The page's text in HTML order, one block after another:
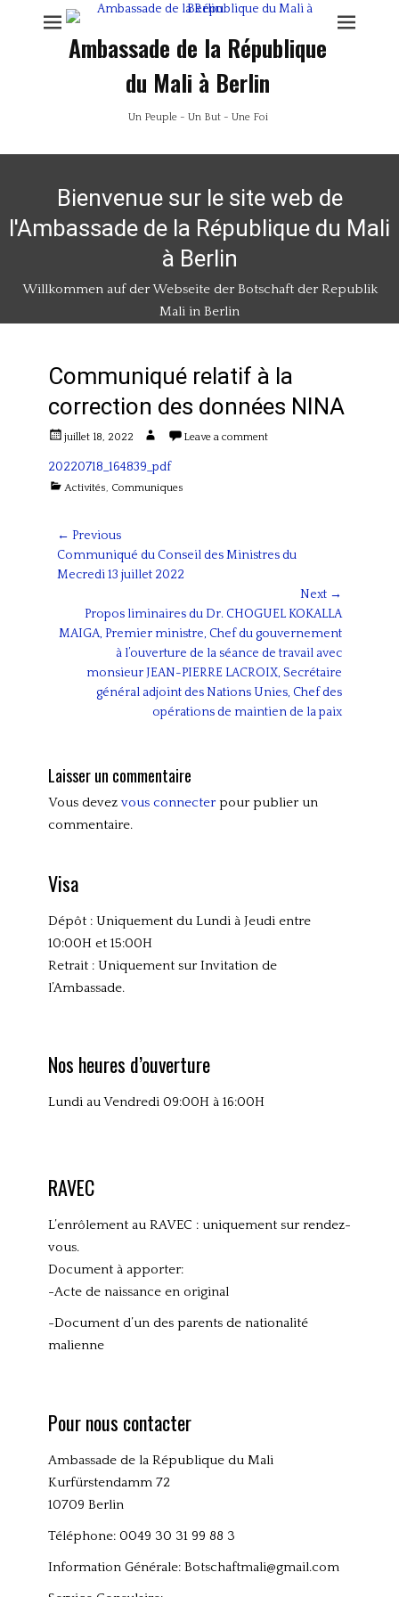
Ambassade de la République
du Mali à Berlin
Un Peuple - Un But - Une Foi
Bienvenue sur le site web de
l'Ambassade de la République du Mali
à Berlin
Willkommen auf der Webseite der Botschaft der Republik
Mali in Berlin
Communiqué relatif à la
correction des données NINA
Postedjuillet 18, 2022 Author Leave a comment
20220718_164839_pdf
Categories
Activités, Communiques
Navigation
de
l’article
← Previous
Previous
post:
Communiqué du Conseil des Ministres du
Mecredi 13 juillet 2022
Next →
post:
Propos liminaires du Dr. CHOGUEL KOKALLA
MAIGA, Premier ministre, Chef du gouvernement
à l’ouverture de la séance de travail avec
monsieur JEAN-PIERRE LACROIX, Secrétaire
général adjoint des Nations Unies, Chef des
opérations de maintien de la paix
Laisser un commentaire
Vous devez vous connecterpour publier un
commentaire.
Visa
Dépôt : Uniquement du Lundi à Jeudi entre
10:00H et 15:00H
Retrait : Uniquement sur Invitation de
l’Ambassade.
Nos heures d’ouverture
Lundi au Vendredi 09:00H à 16:00H
RAVEC
L’enrôlement au RAVEC : uniquement sur rendez-
vous.
Document à apporter:
-Acte de naissance en original
-Document d’un des parents de nationalité
malienne
Pour nous contacter
Ambassade de la République du Mali
Kurfürstendamm 72
10709 Berlin
Téléphone: 0049 30 31 99 88 3
Information Générale: Botschaftmali@gmail.com